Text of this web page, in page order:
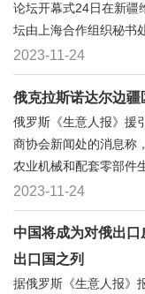
论坛开幕式24日在新疆
坛由上海合作组织秘书
2023-11-24
俄克拉斯诺达尔边
俄罗斯《生意人报》援
商协会新闻处的消息称
农业机械和配套零部件
2023-11-24
中国将成为对俄出
出口国之列
据俄罗斯《生意人报》